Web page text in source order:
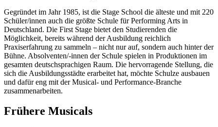
Gegründet im Jahr 1985, ist die Stage School die älteste und mit 220
Schüler/innen auch die größte Schule für Performing Arts in
Deutschland. Die First Stage bietet den Studierenden die
Möglichkeit, bereits während der Ausbildung reichlich
Praxiserfahrung zu sammeln – nicht nur auf, sondern auch hinter der
Bühne. Absolventen/-innen der Schule spielen in Produktionen im
gesamten deutschsprachigen Raum. Die hervorragende Stellung, die
sich die Ausbildungsstädte erarbeitet hat, möchte Schulze ausbauen
und dafür eng mit der Musical- und Performance-Branche
zusammenarbeiten.
Frühere Musicals